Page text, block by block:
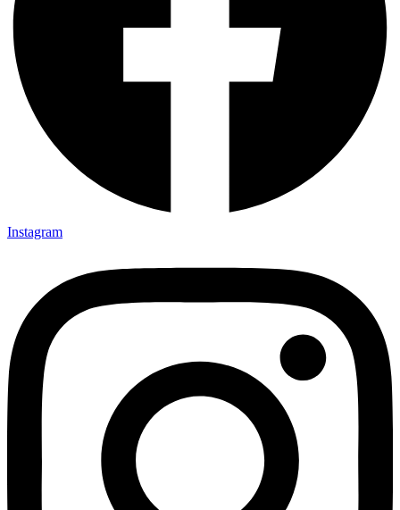
Instagram